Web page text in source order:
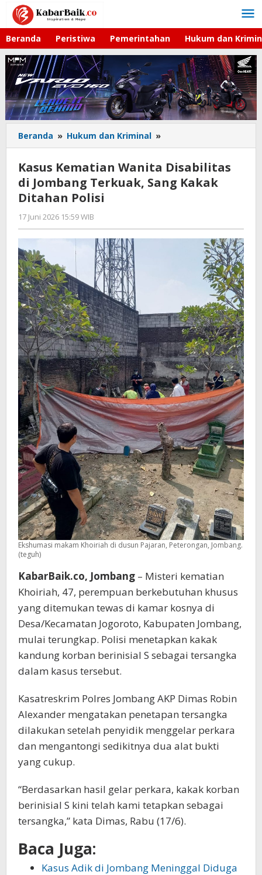
Lewati
konten
Beranda Peristiwa Pemerintahan Hukum dan
Beranda » Hukum dan Kriminal »
Kematian
Wanita
Disabilitas
di
Kasus Kematian Wanita Disabilitas
di Jombang Terkuak, Sang Kakak
Ditahan Polisi
17 Juni 2026 15:59 WIB
Gagah
Saputra
Ekshumasi makam Khoiriah di dusun Pajaran, Peterongan, Jombang.
(teguh)
KabarBaik.co, Jombang – Misteri kematian
Khoiriah, 47, perempuan berkebutuhan khusus
yang ditemukan tewas di kamar kosnya di
Desa/Kecamatan Jogoroto, Kabupaten Jombang,
mulai terungkap. Polisi menetapkan kakak
kandung korban berinisial S sebagai tersangka
dalam kasus tersebut.
Kasatreskrim Polres Jombang AKP Dimas Robin
Alexander mengatakan penetapan tersangka
dilakukan setelah penyidik menggelar perkara
dan mengantongi sedikitnya dua alat bukti
yang cukup.
“Berdasarkan hasil gelar perkara, kakak korban
berinisial S kini telah kami tetapkan sebagai
tersangka,” kata Dimas, Rabu (17/6).
Baca Juga:
Kasus Adik di Jombang Meninggal Diduga